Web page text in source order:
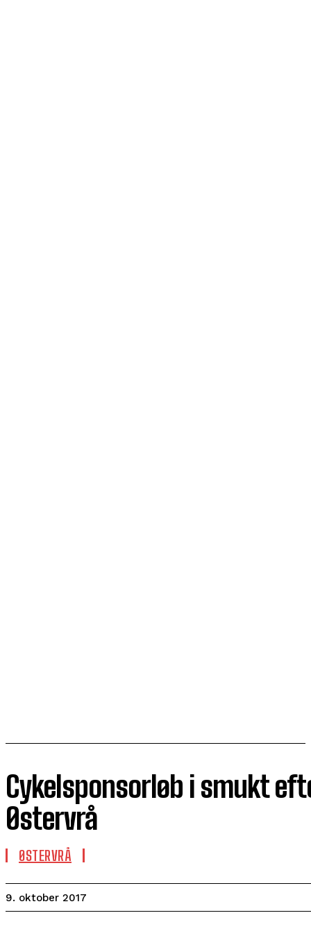
Cykelsponsorløb i smukt
Østervrå
ØSTERVRÅ
9. oktober 2017